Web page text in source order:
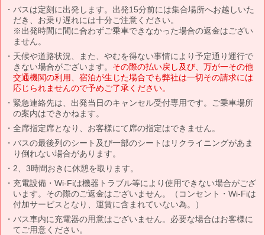
バスは定刻に出発します。出発15分前には集合場所へお越しいた
だき、お乗り遅れには十分ご注意ください。
※出発時間に間に合わずご乗車できなかった場合の返金はござい
ません。
天候や道路状況、また、やむを得ない事情により予定通り運行で
きない場合がございます。 その際の払い戻し及び、万が一その他
交通機関の利用、宿泊が生じた場合でも弊社は一切その請求には
応じられませんので予めご了承ください。
緊急連絡先は、出発当日のキャンセル受付専用です。ご乗車場所
の案内はできかねます。
全席指定席となり、お客様にて席の指定はできません。
バスの最後列のシート及び一部のシートはリクライニングがあま
り倒れない場合があります。
2、3時間おきに休憩を取ります。
充電設備・Wi-Fiは機器トラブル等により使用できない場合がござ
います。その際のご返金はございません。（コンセント・Wi-Fiは
付加サービスとなり、運賃に含まれていない為。）
バス車内に充電器の用意はございません。必要な場合はお客様に
てご用意ください。